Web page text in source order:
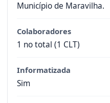
Município de Maravilha.
Colaboradores
1 no total (1 CLT)
Informatizada
Sim